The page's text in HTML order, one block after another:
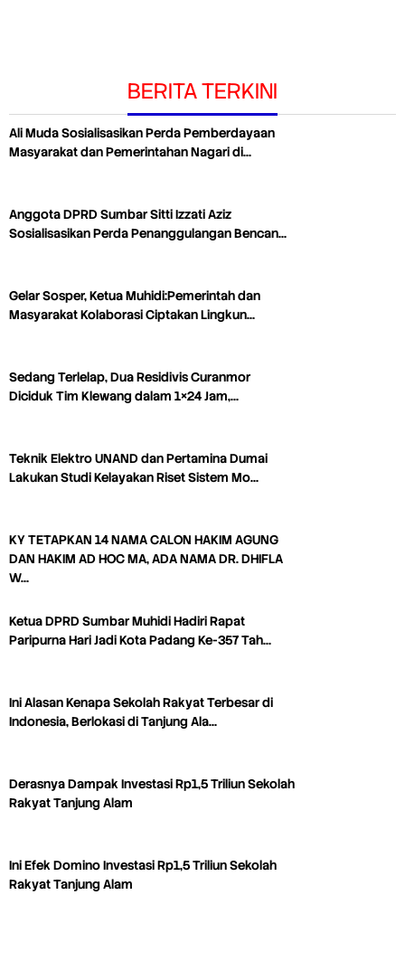
BERITA TERKINI
Ali Muda Sosialisasikan Perda Pemberdayaan
Masyarakat dan Pemerintahan Nagari di…
Anggota DPRD Sumbar Sitti Izzati Aziz
Sosialisasikan Perda Penanggulangan Bencan…
Gelar Sosper, Ketua Muhidi:Pemerintah dan
Masyarakat Kolaborasi Ciptakan Lingkun…
Sedang Terlelap, Dua Residivis Curanmor
Diciduk Tim Klewang dalam 1×24 Jam,…
Teknik Elektro UNAND dan Pertamina Dumai
Lakukan Studi Kelayakan Riset Sistem Mo…
KY TETAPKAN 14 NAMA CALON HAKIM AGUNG
DAN HAKIM AD HOC MA, ADA NAMA DR. DHIFLA
W…
Ketua DPRD Sumbar Muhidi Hadiri Rapat
Paripurna Hari Jadi Kota Padang Ke-357 Tah…
Ini Alasan Kenapa Sekolah Rakyat Terbesar di
Indonesia, Berlokasi di Tanjung Ala…
Derasnya Dampak Investasi Rp1,5 Triliun Sekolah
Rakyat Tanjung Alam
Ini Efek Domino Investasi Rp1,5 Triliun Sekolah
Rakyat Tanjung Alam